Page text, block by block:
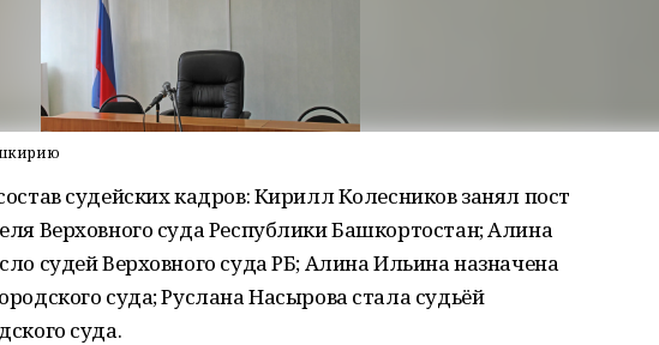
судейских кадров: Кирилл Колесников занял пост
Верховного суда Республики Башкортостан; Алина
судей Верховного суда РБ; Алина Ильина назначена
суда; Руслана Насырова стала судьёй
суда.